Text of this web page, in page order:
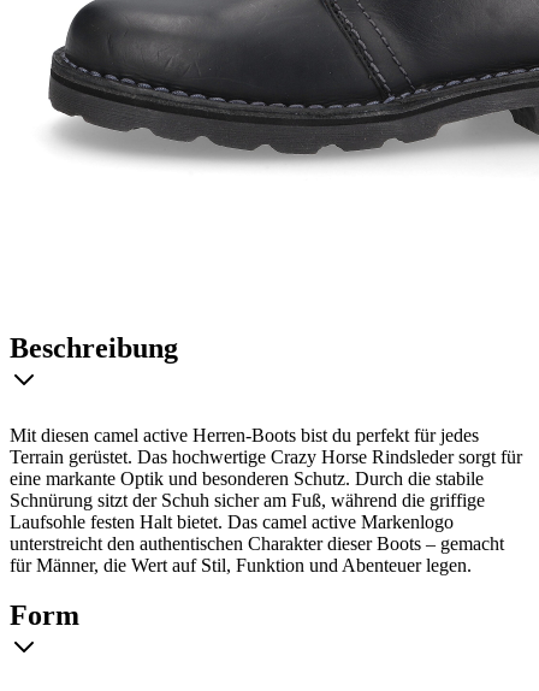
Beschreibung
Mit diesen camel active Herren-Boots bist du perfekt für jedes
Terrain gerüstet. Das hochwertige Crazy Horse Rindsleder sorgt für
eine markante Optik und besonderen Schutz. Durch die stabile
Schnürung sitzt der Schuh sicher am Fuß, während die griffige
Laufsohle festen Halt bietet. Das camel active Markenlogo
unterstreicht den authentischen Charakter dieser Boots – gemacht
für Männer, die Wert auf Stil, Funktion und Abenteuer legen.
Form